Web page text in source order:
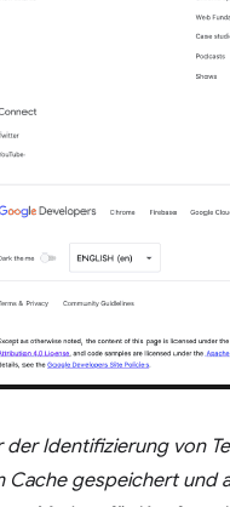
der Identifizierung von
Cache gespeichert und